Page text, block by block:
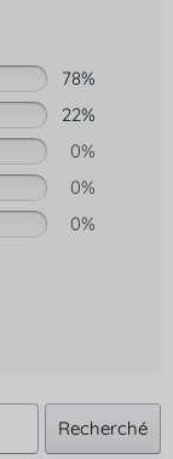
78%
22%
0%
0%
0%
Recherché